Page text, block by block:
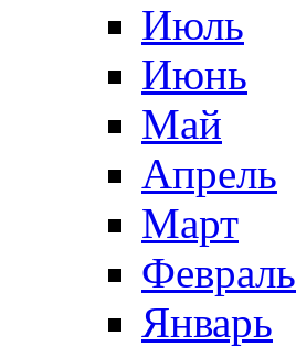
Июль
Июнь
Май
Апрель
Март
Февраль
Январь